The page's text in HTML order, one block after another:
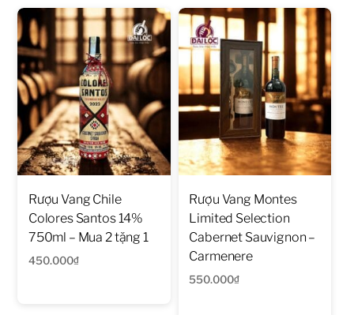
Rượu Vang Chile
Colores Santos 14%
750ml – Mua 2 tặng 1
450.000₫
Rượu Vang Montes
Limited Selection
Cabernet Sauvignon –
Carmenere
550.000₫